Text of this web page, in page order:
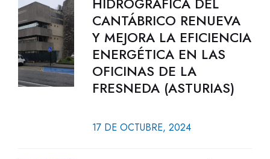
CANTÁBRICO RENUEVA
Y MEJORA LA EFICIENCIA
ENERGÉTICA EN LAS
OFICINAS DE LA
FRESNEDA (ASTURIAS)
17 DE OCTUBRE, 2024